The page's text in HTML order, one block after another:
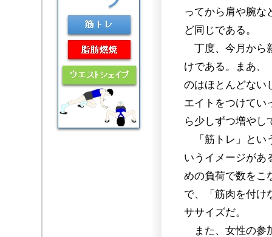
ってから肩や腕な
ど同じである。
丁度、今月から
けである。まあ、
のはほとんどない
エイトをつけてい
ら少しずつ増やし
「筋トレ」とい
いうイメージがあ
めの負荷で数をこ
で、「筋肉を付け
ササイズだ。
また、女性の参